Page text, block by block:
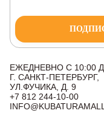
ЕЖЕДНЕВНО С 10:00
Г. САНКТ-ПЕТЕРБУРГ,
УЛ.ФУЧИКА, Д. 9
+7 812 244-10-00